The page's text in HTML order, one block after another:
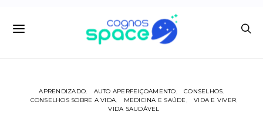
APRENDIZADO AUTO APERFEIÇOAMENTO
CONSELHOS
CONSELHOS SOBRE A VIDA
MEDICINA E SAÚDE
VIDA E VIVER
VIDA SAUDÁVEL